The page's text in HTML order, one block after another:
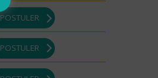
POSTULER
POSTULER